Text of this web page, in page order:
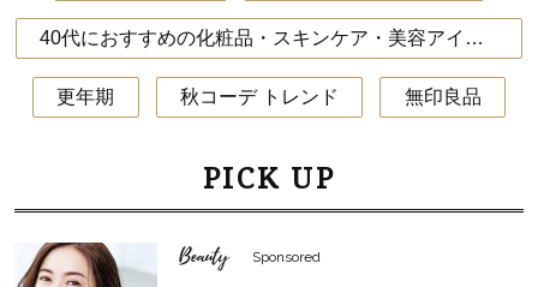
40代におすすめの化粧品・スキンケア・美容アイテム
更年期 秋コーデ トレンド 無印良品
PICK UP
Beauty Sponsored